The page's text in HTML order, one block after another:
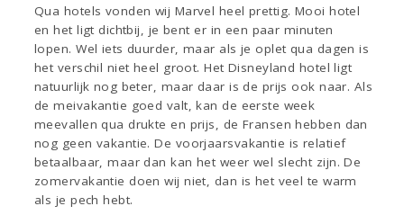
Qua hotels vonden wij Marvel heel prettig. Mooi hotel
en het ligt dichtbij, je bent er in een paar minuten
lopen. Wel iets duurder, maar als je oplet qua dagen is
het verschil niet heel groot. Het Disneyland hotel ligt
natuurlijk nog beter, maar daar is de prijs ook naar. Als
de meivakantie goed valt, kan de eerste week
meevallen qua drukte en prijs, de Fransen hebben dan
nog geen vakantie. De voorjaarsvakantie is relatief
betaalbaar, maar dan kan het weer wel slecht zijn. De
zomervakantie doen wij niet, dan is het veel te warm
als je pech hebt.